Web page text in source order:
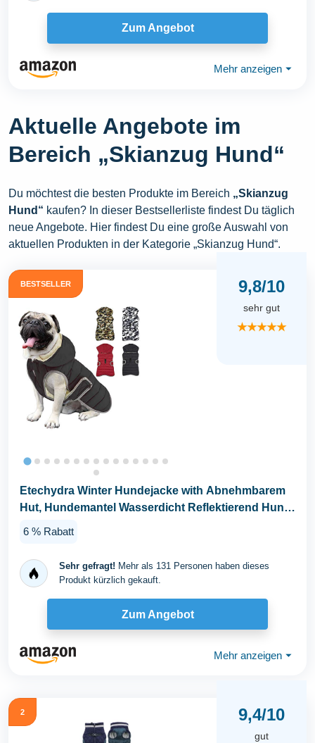
Zum Angebot
Mehr anzeigen ⏷
Aktuelle Angebote im
Bereich „Skianzug Hund“
Du möchtest die besten Produkte im Bereich „Skianzug
Hund“ kaufen? In dieser Bestsellerliste findest Du täglich
neue Angebote. Hier findest Du eine große Auswahl von
aktuellen Produkten in der Kategorie „Skianzug Hund“.
BESTSELLER 9,8/10
sehr gut
★★★★★
Etechydra Winter Hundejacke with Abnehmbarem
Hut, Hundemantel Wasserdicht Reflektierend Hund
6 % Rabatt
Sehr gefragt! Mehr als 131 Personen haben dieses
Produkt kürzlich gekauft.
Zum Angebot
Mehr anzeigen ⏷
2 9,4/10
gut